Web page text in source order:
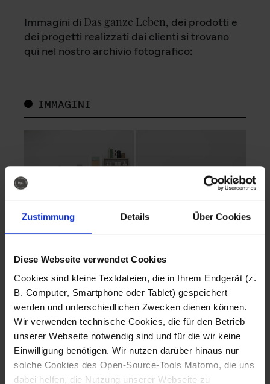
Zustimmung Details Über Cookies
Diese Webseite verwendet Cookies
Cookies sind kleine Textdateien, die in Ihrem Endgerät (z.
B. Computer, Smartphone oder Tablet) gespeichert
werden und unterschiedlichen Zwecken dienen können.
Wir verwenden technische Cookies, die für den Betrieb
unserer Webseite notwendig sind und für die wir keine
Einwilligung benötigen. Wir nutzen darüber hinaus nur
solche Cookies des Open-Source-Tools Matomo, die uns
dabei helfen, die Nutzung unserer Webseite zu
Immagini di Das ganze Leben, dei prodotti e
dei progetti realizzati dai clienti si trovano
qui nel nostro archivio fotografico:
IMMAGINI
Fotografo: Lorenz
Sternbach
Download
Fotografo: Lorenz
Sternbach
Download